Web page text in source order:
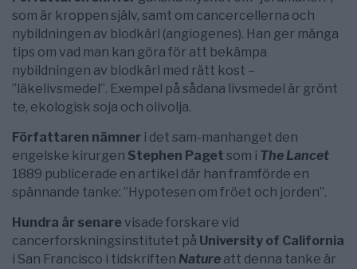
som är kroppen själv, samt om cancercellerna och
nybildningen av blodkärl (angiogenes). Han ger mänga
tips om vad man kan göra för att bekämpa
nybildningen av blodkärl med rätt kost –
”läkelivsmedel”. Exempel på sådana livsmedel är grönt
te, ekologisk soja och olivolja.
Författaren nämner i det sam-manhanget den
engelske kirurgen Stephen Paget som i The Lancet
1889 publicerade en artikel där han framförde en
spännande tanke: ”Hypotesen om fröet och jorden”.
Hundra år senare visade forskare vid
cancerforskningsinstitutet på University of California
i San Francisco i tidskriften Nature att denna tanke är